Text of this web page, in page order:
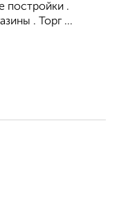
постройки .
. Торг ...